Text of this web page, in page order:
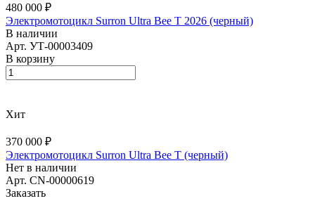
480 000 ₽
Электромотоцикл Surron Ultra Bee T 2026 (черный)
В наличии
Арт. УТ-00003409
В корзину
Хит
370 000 ₽
Электромотоцикл Surron Ultra Bee T (черный)
Нет в наличии
Арт. CN-00000619
Заказать